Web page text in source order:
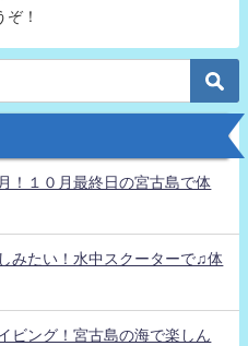
ぞ！
！１０月最終日の宮古島で体
みたい！水中スクーターで♫体
ビング！宮古島の海で楽しん